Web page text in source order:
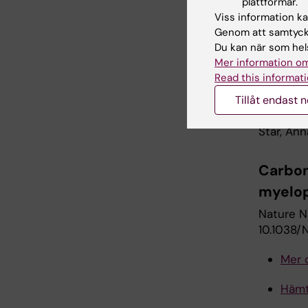
Valerian
Jennifer
Elena R.
Star,
Nature
10.1038/
Mer
Viss information
Genom att
Du kan när som
Mer information
Read this
Tillåt endast